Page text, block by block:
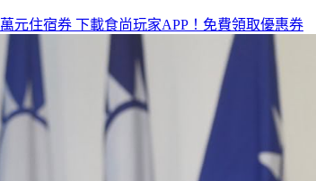
元住宿券 下載食尚玩家APP！免費領取優惠券